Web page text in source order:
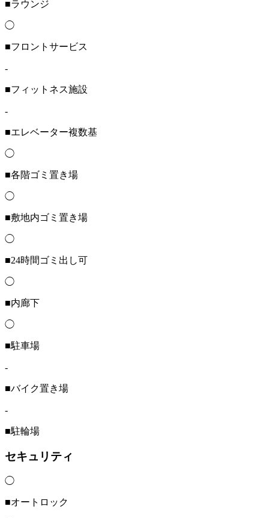
■ラウンジ
◯
■フロントサービス
-
■フィットネス施設
-
■エレベーター複数基
◯
■各階ゴミ置き場
◯
■敷地内ゴミ置き場
◯
■24時間ゴミ出し可
◯
■内廊下
◯
■駐車場
-
■バイク置き場
-
■駐輪場
セキュリティ
◯
■オートロック